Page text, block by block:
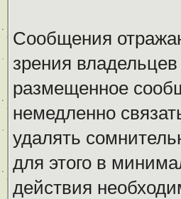
Сообщения
зрения
размещенное
немедленно
удалять
для этого в
действия